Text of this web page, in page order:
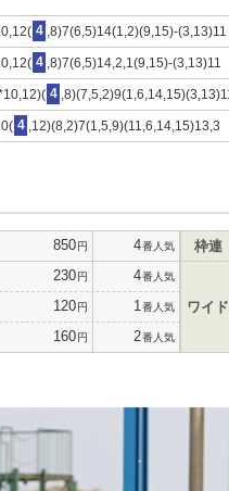
4 ,8)7(6,5)14(1,2)(9,15)-(3,13)11
4 ,8)7(6,5)14,2,1(9,15)-(3,13)11
4
4 ,12)(8,2)7(1,5,9)(11,6,14,15)13,3
850円 4番人気
230円 4番人気
120円 1 番人気
160円 2番人気
枠連
ワイド